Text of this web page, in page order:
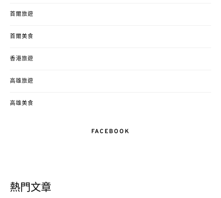
首爾旅遊
首爾美食
香港旅遊
高雄旅遊
高雄美食
FACEBOOK
熱門文章